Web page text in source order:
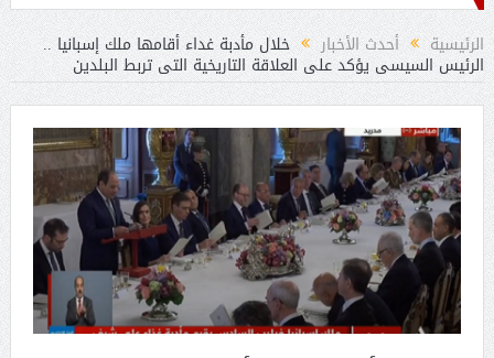
الرئيسية أحدث الأخبار خلال مأدبة غداء أقامها ملك إسبانيا ..
الرئيس السيسى يؤكد على العلاقة التاريخية التى تربط البلدين